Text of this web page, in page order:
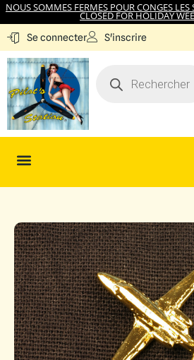
NOUS SOMMES FERMES POUR CONGES LES
CLOSED FOR HOLIDAY
Se connecter S'inscrire